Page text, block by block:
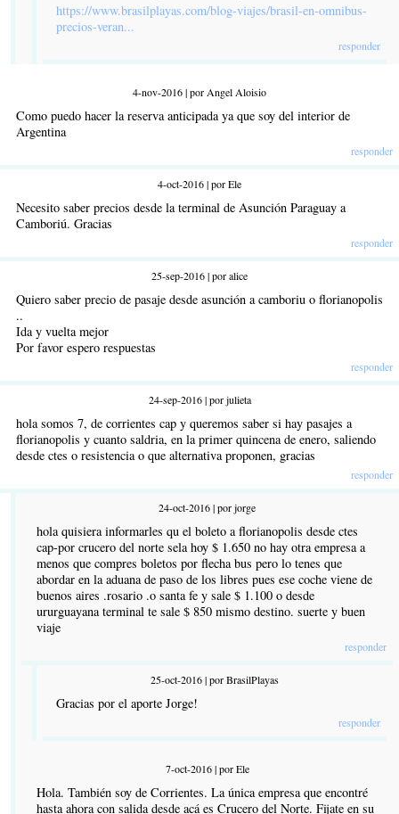
https://www.brasilplayas.com/blog-viajes/brasil-en-omnibus-
precios-veran...
responder
4-nov-2016 | por Angel Aloisio
Como puedo hacer la reserva anticipada ya que soy del interior de
Argentina
responder
4-oct-2016 | por Ele
Necesito saber precios desde la terminal de Asunción Paraguay a
Camboriú. Gracias
responder
25-sep-2016 | por alice
Quiero saber precio de pasaje desde asunción a camboriu o florianopolis
..
Ida y vuelta mejor
Por favor espero respuestas
responder
24-sep-2016 | por julieta
hola somos 7, de corrientes cap y queremos saber si hay pasajes a
florianopolis y cuanto saldria, en la primer quincena de enero, saliendo
desde ctes o resistencia o que alternativa proponen, gracias
responder
24-oct-2016 | por jorge
hola quisiera informarles qu el boleto a florianopolis desde ctes
cap-por crucero del norte sela hoy $ 1.650 no hay otra empresa a
menos que compres boletos por flecha bus pero lo tenes que
abordar en la aduana de paso de los libres pues ese coche viene de
buenos aires .rosario .o santa fe y sale $ 1.100 o desde
ururguayana terminal te sale $ 850 mismo destino. suerte y buen
viaje
responder
25-oct-2016 | por BrasilPlayas
Gracias por el aporte Jorge!
responder
7-oct-2016 | por Ele
Hola. También soy de Corrientes. La única empresa que encontré
hasta ahora con salida desde acá es Crucero del Norte. Fijate en su